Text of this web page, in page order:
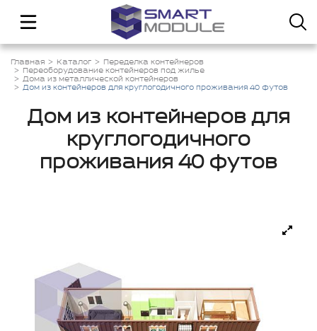
Главная Каталог
Переделка контейнеров
Переоборудование контейнеров под жилье
Дома из металлической контейнеров
Дом из контейнеров для круглогодичного проживания 40 футов
Дом из контейнеров для
круглогодичного
проживания 40 футов